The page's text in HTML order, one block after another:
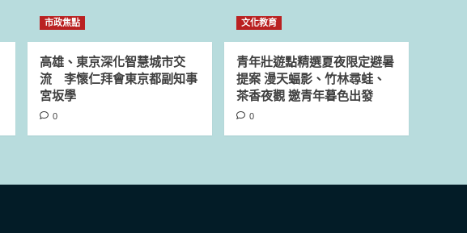
市政焦點
高雄、東京深化智慧城市交
流 李懷仁拜會東京都副知事
宮坂學
0
文化教育
青年壯遊點精選夏夜限定避暑
提案 漫天蝠影、竹林尋蛙、
茶香夜觀 邀青年暮色出發
0